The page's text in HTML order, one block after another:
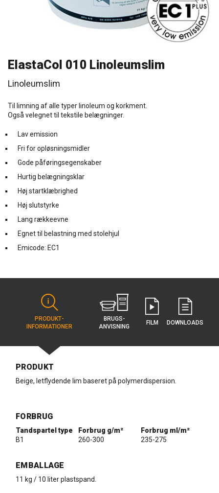
Rense- og plejemidler
Trinlydsdæmpning
Referencer
Pro Club
ElastaCol 010 Linoleumslim
Linoleumslim
Til limning af alle typer linoleum og korkment.
Også velegnet til tekstile belægninger.
Lav emission
Fri for opløsningsmidler
Gode påføringsegenskaber
Hurtig belægningsklar
Høj startklæbrighed
Høj slutstyrke
Lang rækkeevne
Egnet til belastning med stolehjul
Emicode: EC1
PRODUKT­
INFORMATIONER
BRUGS­
ANVISNING
FILM DOWNLOADS
PRODUKT
Beige, letflydende lim baseret på polymerdispersion.
FORBRUG
Tandspartel type Forbrug g/m²
Forbrug ml/m²
B1
260-300 235-275
EMBALLAGE
11 kg / 10 liter plastspand.